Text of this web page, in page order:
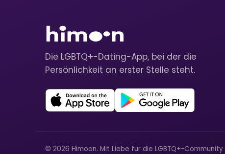
Die LGBTQ+-Dating-App, bei der die
Persönlichkeit an erster Stelle steht.
© 2026 Himoon. Mit Liebe für die LGBTQ+-